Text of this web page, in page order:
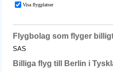
Flygbolag som flyger
SAS
Billiga flyg till Berlin i